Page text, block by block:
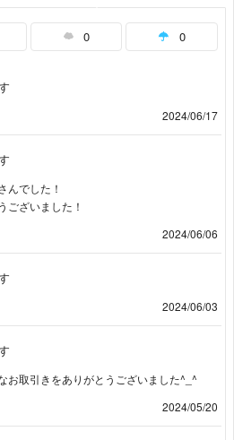
0 0
2024/06/17
んでした！
ございました！
2024/06/06
2024/06/03
お取引きをありがとうございました^_^
2024/05/20